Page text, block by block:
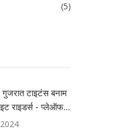
(5)
टाइटंस बनाम
राइडर्स - प्लेऑफ
जीवित रखने के लिए